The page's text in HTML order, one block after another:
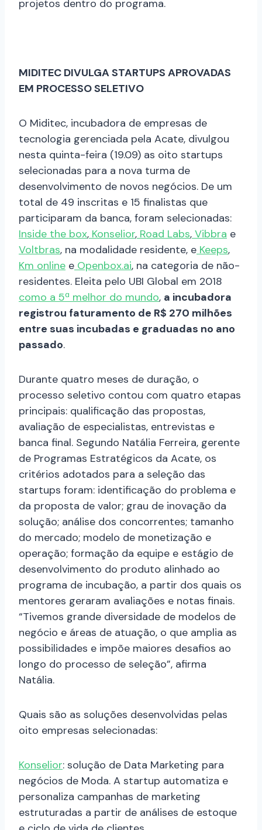
projetos dentro do programa.
MIDITEC DIVULGA STARTUPS APROVADAS
EM PROCESSO SELETIVO
O Miditec, incubadora de empresas de
tecnologia gerenciada pela Acate, divulgou
nesta quinta-feira (19.09) as oito startups
selecionadas para a nova turma de
desenvolvimento de novos negócios. De um
total de 49 inscritas e 15 finalistas que
participaram da banca, foram selecionadas:
Inside the box, Konselior, Road Labs, Vibbra e
Voltbras, na modalidade residente, e Keeps,
Km online e Openbox.ai, na categoria de não-
residentes. Eleita pelo UBI Global em 2018
como a 5ª melhor do mundo, a incubadora
registrou faturamento de R$ 270 milhões
entre suas incubadas e graduadas no ano
passado.
Durante quatro meses de duração, o
processo seletivo contou com quatro etapas
principais: qualificação das propostas,
avaliação de especialistas, entrevistas e
banca final. Segundo Natália Ferreira, gerente
de Programas Estratégicos da Acate, os
critérios adotados para a seleção das
startups foram: identificação do problema e
da proposta de valor; grau de inovação da
solução; análise dos concorrentes; tamanho
do mercado; modelo de monetização e
operação; formação da equipe e estágio de
desenvolvimento do produto alinhado ao
programa de incubação, a partir dos quais os
mentores geraram avaliações e notas finais.
“Tivemos grande diversidade de modelos de
negócio e áreas de atuação, o que amplia as
possibilidades e impõe maiores desafios ao
longo do processo de seleção”, afirma
Natália.
Quais são as soluções desenvolvidas pelas
oito empresas selecionadas:
Konselior: solução de Data Marketing para
negócios de Moda. A startup automatiza e
personaliza campanhas de marketing
estruturadas a partir de análises de estoque